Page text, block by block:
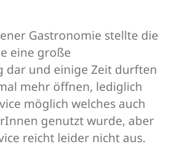
Gastronomie stellte die
eine große
dar und einige Zeit durften
mehr öffnen, lediglich
möglich welches auch
genutzt wurde, aber
reicht leider nicht aus.